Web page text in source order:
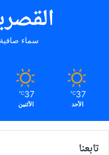
سماء صافية
37
℃
الأحد
37
℃
الأثنين
تابعنا